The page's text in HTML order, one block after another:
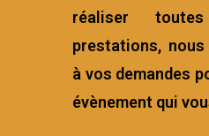
réaliser
prestations,
à vos demandes
évènement qui